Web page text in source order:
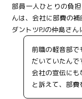
部員一人ひとりの負
んは、会社に部費の補
ダントツPJの仲島さん
前職の軽音部
だいていたんで
会社の宣伝に
と訴えて、部費